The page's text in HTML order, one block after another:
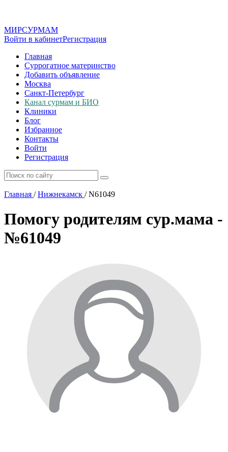
МИРСУРМАМ
Войти в кабинетРегистрация
Главная
Суррогатное материнство
Добавить объявление
Москва
Санкт-Петербург
Канал сурмам и БИО
Клиники
Блог
Избранное
Контакты
Войти
Регистрация
Главная / Нижнекамск /N61049
Помогу родителям сур.мама -
№61049